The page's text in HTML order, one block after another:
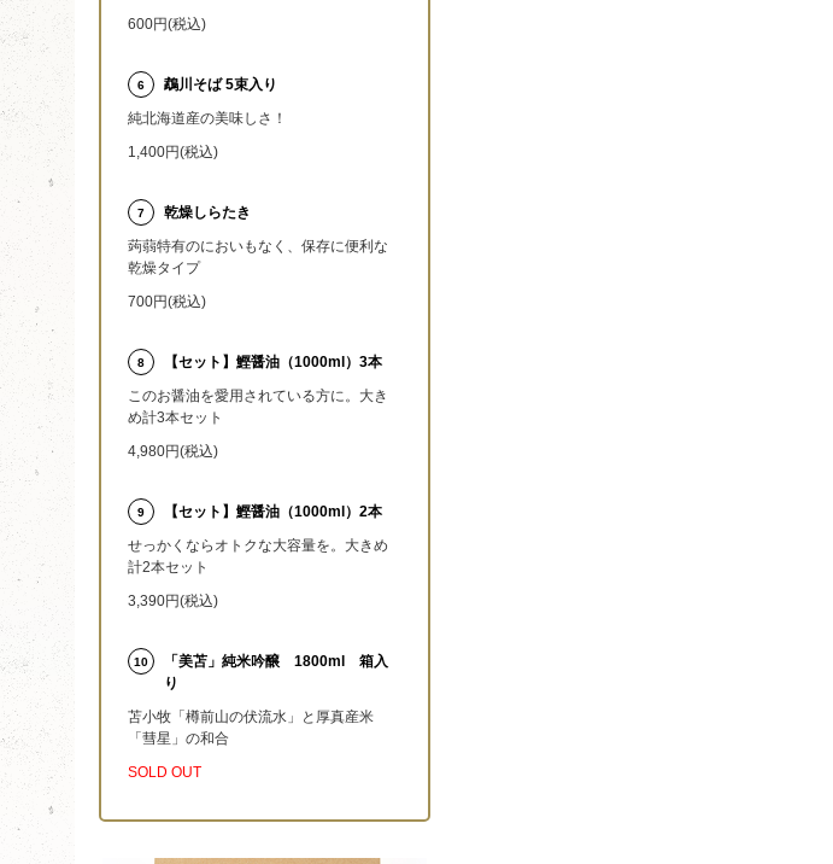
600円(税込)
6
鵡川そば 5束入り
純北海道産の美味しさ！
1,400円(税込)
7
乾燥しらたき
蒟蒻特有のにおいもなく、保存に便利な
乾燥タイプ
700円(税込)
8
【セット】鰹醤油（1000ml）3本
このお醤油を愛用されている方に。大き
め計3本セット
4,980円(税込)
9
【セット】鰹醤油（1000ml）2本
せっかくならオトクな大容量を。大きめ
計2本セット
3,390円(税込)
10
「美苫」純米吟醸 1800ml 箱入
り
苫小牧「樽前山の伏流水」と厚真産米
「彗星」の和合
SOLD OUT